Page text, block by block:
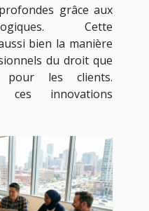
grâce aux
Cette
bien la manière
du droit que
pour les clients.
ces innovations